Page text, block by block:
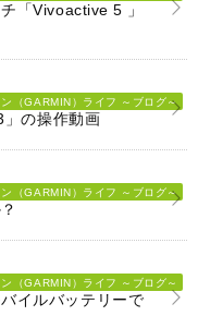
「Vivoactive 5 」
（GARMIN）ライフ ～ブログ～
」の操作動画
（GARMIN）ライフ ～ブログ～
（GARMIN）ライフ ～ブログ～
イルバッテリーで